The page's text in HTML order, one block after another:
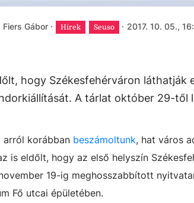
Fiers Gábor · Hírek Seuso · 2017. 10. 05.,
hogy Székesfehérváron láthatják
A tárlat október 29-től
arról korábban beszámoltunk, hat város
is eldőlt, hogy az első helyszín
19-ig meghosszabbított
Fő utcai épületében.